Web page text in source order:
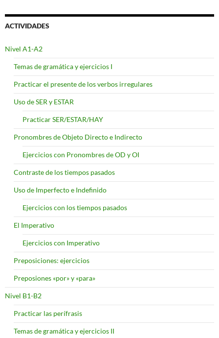
ACTIVIDADES
Nivel A1-A2
Temas de gramática y ejercicios I
Practicar el presente de los verbos irregulares
Uso de SER y ESTAR
Practicar SER/ESTAR/HAY
Pronombres de Objeto Directo e Indirecto
Ejercicios con Pronombres de OD y OI
Contraste de los tiempos pasados
Uso de Imperfecto e Indefinido
Ejercicios con los tiempos pasados
El Imperativo
Ejercicios con Imperativo
Preposiciones: ejercicios
Preposiones «por» y «para»
Nivel B1-B2
Practicar las perífrasis
Temas de gramática y ejercicios II